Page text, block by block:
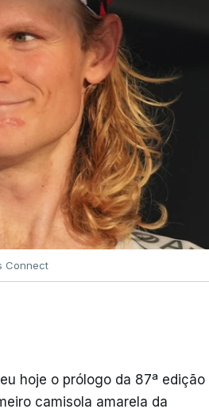
Connect
hoje o prólogo da 87ª edição
camisola amarela da